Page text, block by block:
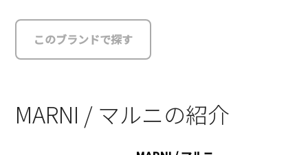
このブランドで探す
MARNI / マルニの紹介